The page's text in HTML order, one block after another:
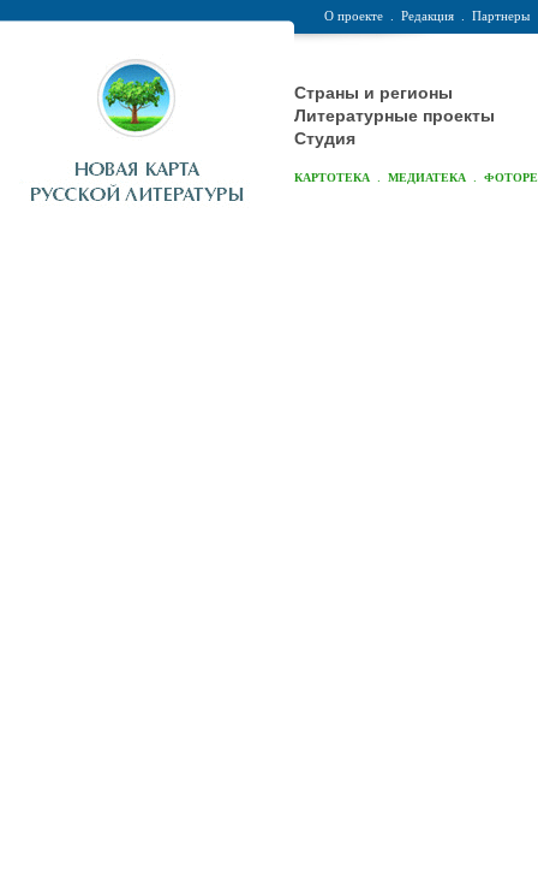
О проекте Редакция Партнеры
Страны и регионы
Литературные проекты
Студия
КАРТОТЕКА МЕДИАТЕКА